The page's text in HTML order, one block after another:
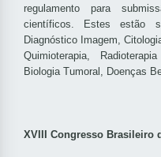
regulamento para
científicos. Estes estão
Diagnóstico Imagem,
Quimioterapia,
Biologia Tumoral, Doenças
XVIII Congresso Brasileiro